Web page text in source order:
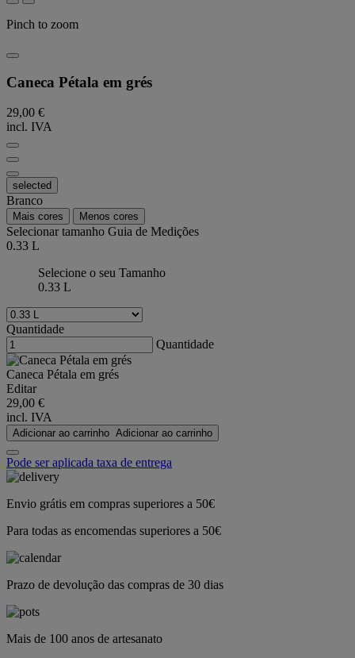
Pinch to zoom
Caneca Pétala em grés
29,00 €
incl. IVA
selected
Branco
Mais cores Menos cores
Selecionar tamanho Guia de Medições
0.33 L
Selecione o seu Tamanho
0.33 L
Quantidade
Quantidade
Caneca Pétala em grés
Editar
29,00 €
incl. IVA
Adicionar ao carrinho Adicionar ao carrinho
Pode ser aplicada taxa de entrega
Envio grátis em compras superiores a 50€
Para todas as encomendas superiores a 50€
Prazo de devolução das compras de 30 dias
Mais de 100 anos de artesanato